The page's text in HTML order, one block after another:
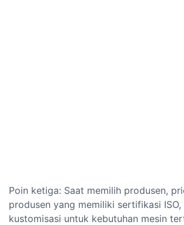
Poin ketiga: Saat memilih produsen,
produsen yang memiliki sertifikasi ISO,
kustomisasi untuk kebutuhan mesin